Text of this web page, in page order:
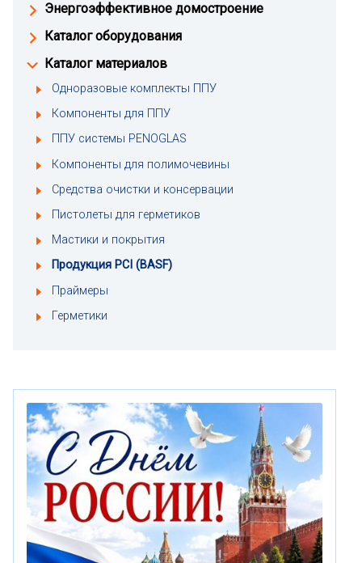
Энергоэффективное домостроение
Каталог оборудования
Каталог материалов
Одноразовые комплекты ППУ
Компоненты для ППУ
ППУ системы PENOGLAS
Компоненты для полимочевины
Средства очистки и консервации
Пистолеты для герметиков
Мастики и покрытия
Продукция PCI (BASF)
Праймеры
Герметики